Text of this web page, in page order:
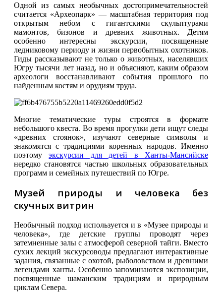
Одной из самых необычных достопримечательностей
считается «Археопарк» — масштабная территория под
открытым небом с гигантскими скульптурами
мамонтов, бизонов и древних животных. Детям
особенно интересны экскурсии, посвященные
ледниковому периоду и жизни первобытных охотников.
Гиды рассказывают не только о животных, населявших
Югру тысячи лет назад, но и объясняют, каким образом
археологи восстанавливают события прошлого по
найденным костям и орудиям труда.
Многие тематические туры строятся в формате
небольшого квеста. Во время прогулки дети ищут следы
«древних стоянок», изучают северные символы и
знакомятся с традициями коренных народов. Именно
поэтомуэкскурсии для детей в Ханты-Мансийске
нередко становятся частью школьных образовательных
программ и семейных путешествий по Югре.
Музей природы и человека без
скучных витрин
Необычный подход используется и в «Музее природы и
человека», где детские группы проводят через
затемненные залы с атмосферой северной тайги. Вместо
сухих лекций экскурсоводы предлагают интерактивные
задания, связанные с охотой, рыболовством и древними
легендами ханты. Особенно запоминаются экспозиции,
посвященные шаманским традициям и природным
циклам Севера.